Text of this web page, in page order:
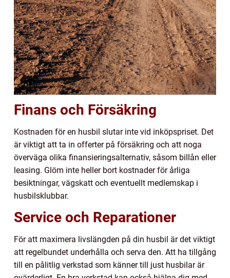
Finans och Försäkring
Kostnaden för en husbil slutar inte vid inköpspriset. Det
är viktigt att ta in offerter på försäkring och att noga
överväga olika finansieringsalternativ, såsom billån eller
leasing. Glöm inte heller bort kostnader för årliga
besiktningar, vägskatt och eventuellt medlemskap i
husbilsklubbar.
Service och Reparationer
För att maximera livslängden på din husbil är det viktigt
att regelbundet underhålla och serva den. Att ha tillgång
till en pålitlig verkstad som känner till just husbilar är